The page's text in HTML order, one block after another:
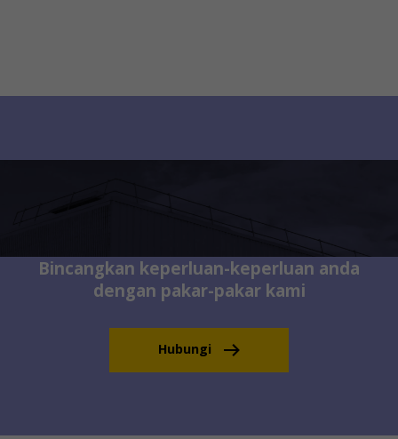
Bincangkan keperluan-keperluan anda
dengan pakar-pakar kami
Hubungi